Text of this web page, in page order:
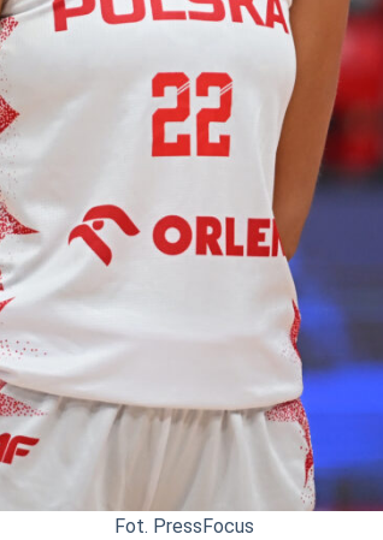
Fot. PressFocus